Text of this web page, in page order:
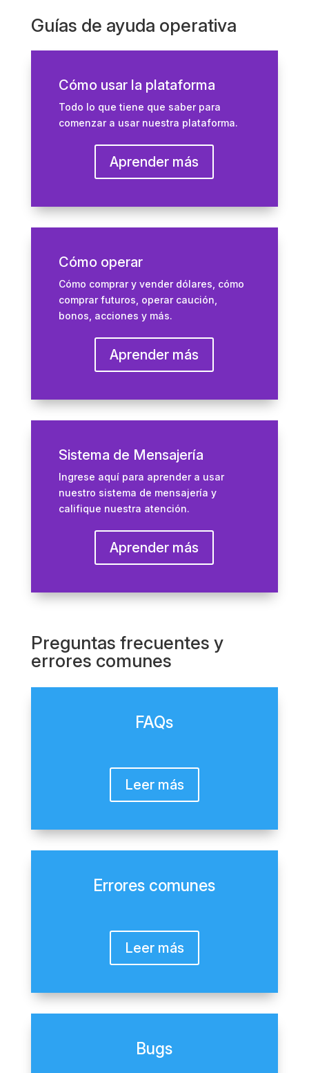
Guías de ayuda operativa
Cómo usar la plataforma
Todo lo que tiene que saber para
comenzar a usar nuestra plataforma.
Aprender más
Cómo operar
Cómo comprar y vender dólares, cómo
comprar futuros, operar caución,
bonos, acciones y más.
Aprender más
Sistema de Mensajería
Ingrese aquí para aprender a usar
nuestro sistema de mensajería y
califique nuestra atención.
Aprender más
Preguntas frecuentes y
errores comunes
FAQs
Leer más
Errores comunes
Leer más
Bugs